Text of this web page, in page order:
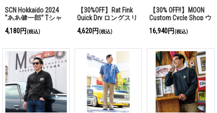
SCN Hokkaido 2024
“ああ健一郎” Tシャ
4,180円 (税込)
【30%OFF】Rat Fink
Quick Dry ロングスリ
4,620円 (税込)
【30% OFF!!】MOON
Custom Cycle Shop ウ
ツ
16,940円 (税込)